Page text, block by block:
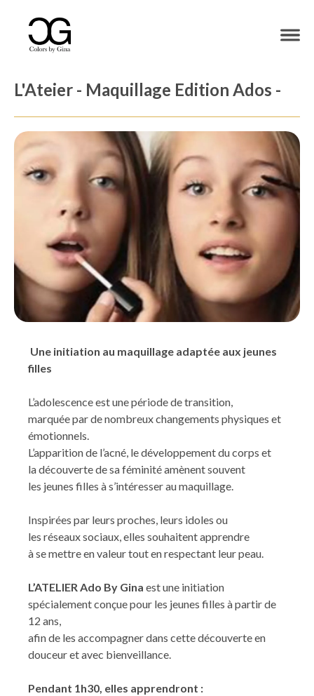
L'Ateier - Maquillage Edition Ados -
Une initiation au maquillage adaptée aux jeunes
filles
L’adolescence est une période de transition,
marquée par de nombreux changements physiques et
émotionnels.
L’apparition de l’acné, le développement du corps et
la découverte de sa féminité amènent souvent
les jeunes filles à s’intéresser au maquillage.
Inspirées par leurs proches, leurs idoles ou
les réseaux sociaux, elles souhaitent apprendre
à se mettre en valeur tout en respectant leur peau.
L’ATELIER Ado By Gina est une initiation
spécialement conçue pour les jeunes filles à partir de
12 ans,
afin de les accompagner dans cette découverte en
douceur et avec bienveillance.
Pendant 1h30, elles apprendront :